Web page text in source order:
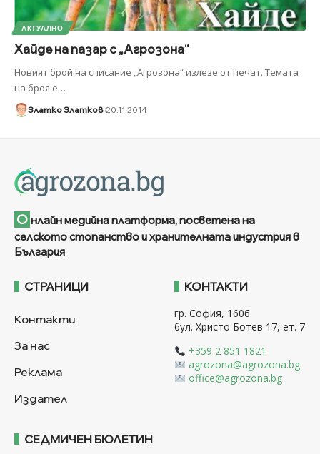
АКТУАЛНО
Хайде на пазар с „Агрозона“
Новият брой на списание „Агрозона“ излезе от печат. Темата
на броя е…
Златко Златков 20.11.2014
О нлайн медийна платформа, посветена на
селското стопанство и хранителната индустрия в
България
СТРАНИЦИ
Контакти
За нас
Реклама
Издател
КОНТАКТИ
гр. София, 1606
бул. Христо Ботев 17, ет. 7
+359 2 851 1821
agrozona@agrozona.bg
office@agrozona.bg
СЕДМИЧЕН БЮЛЕТИН